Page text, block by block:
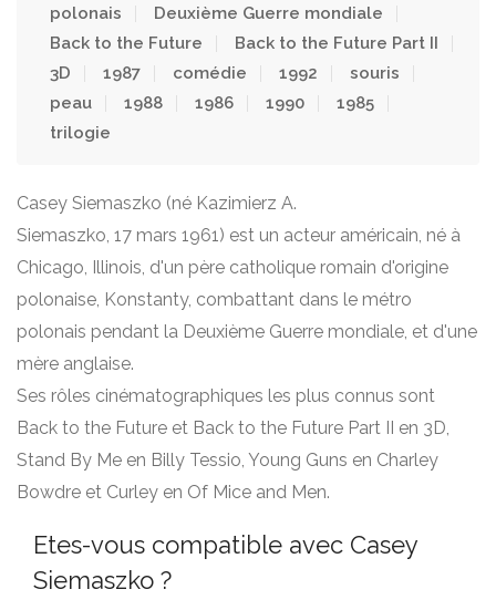
polonais
Deuxième Guerre mondiale
Back to the Future
Back to the Future Part II
3D
1987 comédie 1992
souris
peau
1988 1986 1990
1985
trilogie
Casey Siemaszko (né Kazimierz A.
Siemaszko, 17 mars 1961) est un acteur américain, né à
Chicago, Illinois, d'un père catholique romain d'origine
polonaise, Konstanty, combattant dans le métro
polonais pendant la Deuxième Guerre mondiale, et d'une
mère anglaise.
Ses rôles cinématographiques les plus connus sont
Back to the Future et Back to the Future Part II en 3D,
Stand By Me en Billy Tessio, Young Guns en Charley
Bowdre et Curley en Of Mice and Men.
Etes-vous compatible avec Casey
Siemaszko ?